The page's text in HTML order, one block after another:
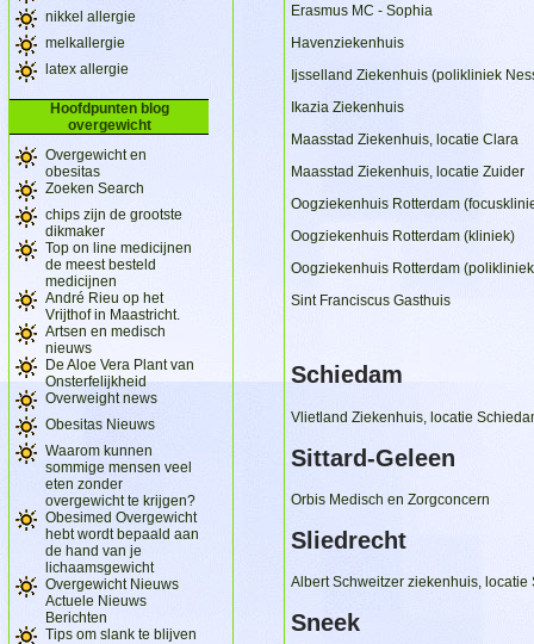
nikkel allergie
melkallergie
latex allergie
Hoofdpunten blog
overgewicht
Overgewicht en
obesitas
Zoeken Search
chips zijn de grootste
dikmaker
Top on line medicijnen
de meest besteld
medicijnen
André Rieu op het
Vrijthof in Maastricht.
Artsen en medisch
nieuws
De Aloe Vera Plant van
Onsterfelijkheid
Overweight news
Obesitas Nieuws
Waarom kunnen
sommige mensen veel
eten zonder
overgewicht te krijgen?
Obesimed Overgewicht
hebt wordt bepaald aan
de hand van je
lichaamsgewicht
Overgewicht Nieuws
Actuele Nieuws
Berichten
Tips om slank te blijven
Erasmus MC - Sophia
Havenziekenhuis
Ijsselland Ziekenhuis (polikliniek
Ikazia Ziekenhuis
Maasstad Ziekenhuis, locatie Clara
Maasstad Ziekenhuis, locatie Zuider
Oogziekenhuis Rotterdam
Oogziekenhuis Rotterdam (kliniek)
Oogziekenhuis Rotterdam
Sint Franciscus Gasthuis
Schiedam
Vlietland Ziekenhuis, locatie
Sittard-Geleen
Orbis Medisch en Zorgconcern
Sliedrecht
Albert Schweitzer ziekenhuis, locatie
Sneek